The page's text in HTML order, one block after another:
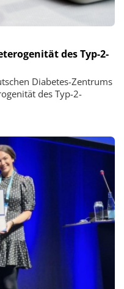
des Typ-2-
Diabetes-Zentrums
des Typ-2-